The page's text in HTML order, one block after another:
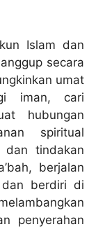
Islam dan
secara
umat
iman, cari
hubungan
spiritual
dan tindakan
berjalan
berdiri di
penyerahan